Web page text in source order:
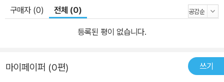
연화된 노동시장과 훨씬 다양하고 복잡한 생활상의 욕구 및 가치들이
새로운 균열을 만들고 있다. 생활은 수많은 차이를 반영하고 있고, 모
두의 삶을 구성하고 있다. 그렇기에 생활이야말로 모두에게 부여된
회에는 반복된 정치인들의 실패 혹은 정치인으로서는 성공했지만 통
치자로서 실패한 정치인들의 탓으로 어느새 누구를 뽑든 똑같다는 생
구매자 (0) 전체 (0)
등록된 평이 없습니다.
마이페이퍼 (0편) 쓰기